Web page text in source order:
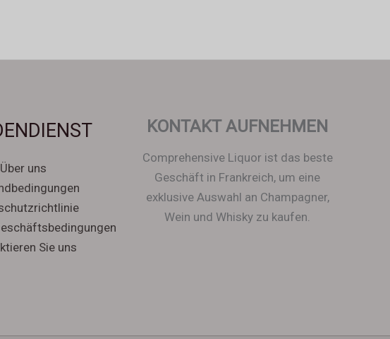
Über uns
Sie uns
KONTAKT AUFNEHMEN
Comprehensive Liquor ist das beste
Geschäft in Frankreich, um eine
exklusive Auswahl an Champagner,
Wein und Whisky zu kaufen.
Ελληνικά
Magyar
Italiano